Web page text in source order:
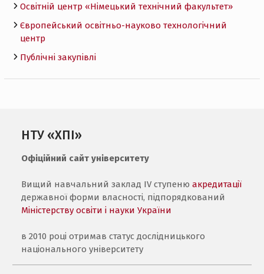
Освітній центр «Німецький технічний факультет»
Європейський освітньо-науково технологічний
центр
Публічні закупівлі
НТУ «ХПІ»
Офіційний сайт університету
Вищий навчальний заклад IV ступенюакредитації
державної форми власності, підпорядкований
Міністерству освіти і науки України
в 2010 році отримав статус дослідницького
національного університету